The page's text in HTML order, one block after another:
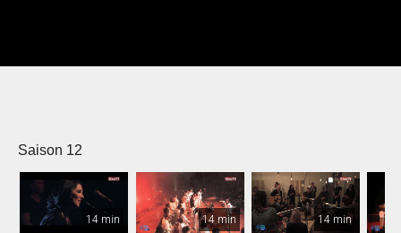
Saison 12
14 min 14 min 14 min